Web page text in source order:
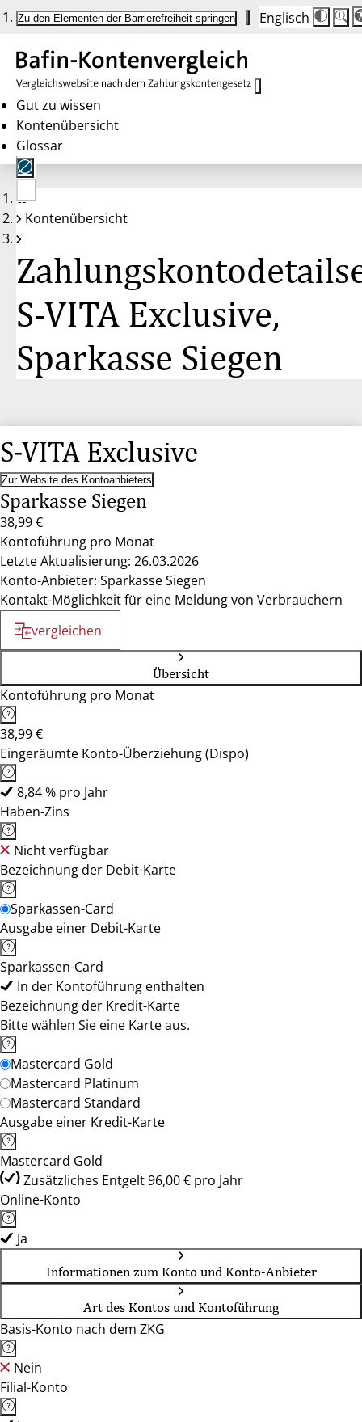
Zu den Elementen der Barrierefreiheit springen Englisch
Die
auf
100
100
Gut zu wissen
Kontenübersicht
Glossar
Keine
Konten
Kontenübersicht
S-VITA Exclusive,
Sparkasse Siegen
S-VITA Exclusive
Zur Website des Kontoanbieters
Sparkasse Siegen
38,99 €
Kontoführung pro Monat
Letzte Aktualisierung: 26.03.2026
Konto-Anbieter: Sparkasse Siegen
Kontakt-Möglichkeit für eine Meldung von Verbrauchern
vergleichen
Übersicht
Kontoführung pro Monat
38,99 €
Eingeräumte Konto-Überziehung (Dispo)
8,84 % pro Jahr
Haben-Zins
Nicht verfügbar
Bezeichnung der Debit-Karte
Sparkassen-Card
Ausgabe einer Debit-Karte
Sparkassen-Card
In der Kontoführung enthalten
Bezeichnung der Kredit-Karte
Bitte wählen Sie eine Karte aus.
Mastercard Gold
Mastercard Platinum
Mastercard Standard
Ausgabe einer Kredit-Karte
Mastercard Gold
Zusätzliches Entgelt 96,00 € pro Jahr
Online-Konto
Ja
Informationen zum Konto und Konto-Anbieter
Art des Kontos und Kontoführung
Basis-Konto nach dem ZKG
Nein
Filial-Konto